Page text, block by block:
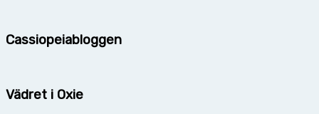
Cassiopeiabloggen
Vädret i Oxie